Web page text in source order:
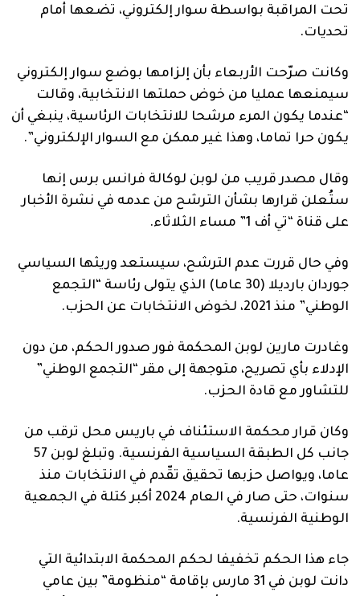
تحت المراقبة بواسطة سوار إلكتروني، تضعها أمام
تحديات.
وكانت صرّحت الأربعاء بأن إلزامها بوضع سوار إلكتروني
سيمنعها عمليا من خوض حملتها الانتخابية، وقالت
“عندما يكون المرء مرشحا للانتخابات الرئاسية، ينبغي أن
يكون حرا تماما، وهذا غير ممكن مع السوار الإلكتروني”.
وقال مصدر قريب من لوبن لوكالة فرانس برس إنها
ستُعلن قرارها بشأن الترشح من عدمه في نشرة الأخبار
على قناة “تي أف 1” مساء الثلاثاء.
وفي حال قررت عدم الترشح، سيستعد وريثها السياسي
جوردان بارديلا (30 عاما) الذي يتولى رئاسة “التجمع
الوطني” منذ 2021، لخوض الانتخابات عن الحزب.
وغادرت مارين لوبن المحكمة فور صدور الحكم، من دون
الإدلاء بأي تصريح، متوجهة إلى مقر “التجمع الوطني”
للتشاور مع قادة الحزب.
وكان قرار محكمة الاستئناف في باريس محل ترقب من
جانب كل الطبقة السياسية الفرنسية. وتبلغ لوبن 57
عاما، ويواصل حزبها تحقيق تقّدم في الانتخابات منذ
سنوات، حتى صار في العام 2024 أكبر كتلة في الجمعية
الوطنية الفرنسية.
جاء هذا الحكم تخفيفا لحكم المحكمة الابتدائية التي
دانت لوبن في 31 مارس بإقامة “منظومة” بين عامي